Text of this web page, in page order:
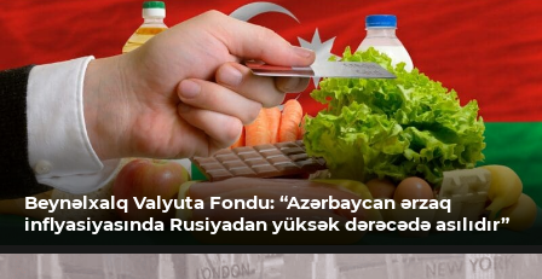
Beynəlxalq Valyuta Fondu: “Azərbaycan ərzaq
inflyasiyasında Rusiyadan yüksək dərəcədə asılıdır”